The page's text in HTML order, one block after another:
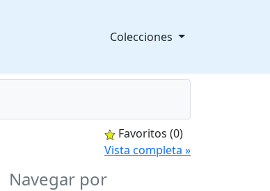
Colecciones
Favoritos (0)
Vista completa »
Navegar por